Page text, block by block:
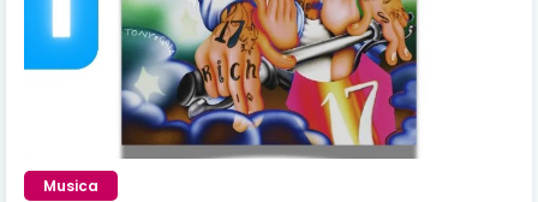
Musica